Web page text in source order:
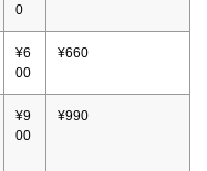
0
¥6
00
¥660
¥9
00
¥990